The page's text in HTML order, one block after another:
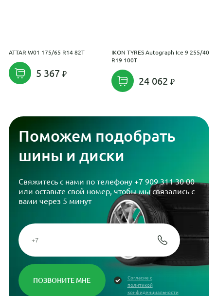
ATTAR W01 175/65 R14 82T
5 367
IKON TYRES Autograph Ice 9 255/40
R19 100T
24 062
Поможем подобрать
шины и диски
Свяжитесь с нами по телефону +7 909 311 30 00
или оставьте свой номер, чтобы мы связались с
вами через 5 минут
Согласие с
политикой
конфиденциальности